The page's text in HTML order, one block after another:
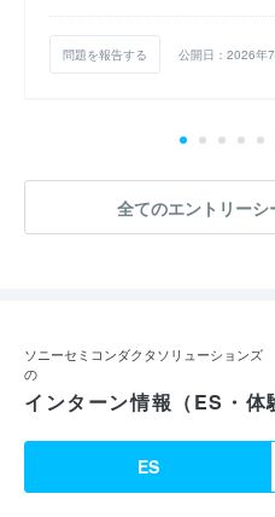
問題を報告する 公開日：2026年
全てのエントリーシ
ソニーセミコンダクタソリューションズ
の
インターン情報（ES・体
ES